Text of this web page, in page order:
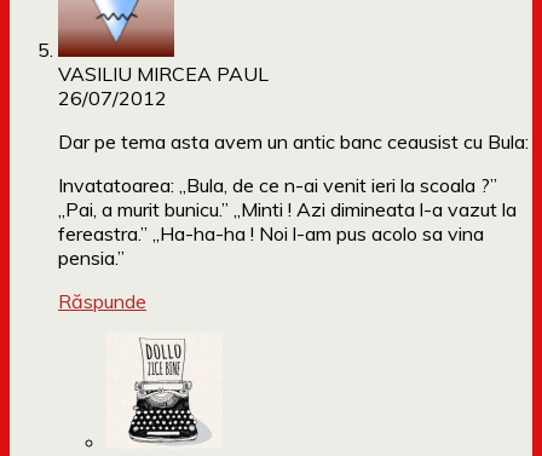
VASILIU MIRCEA PAUL
26/07/2012
Dar pe tema asta avem un antic banc ceausist cu Bula:
Invatatoarea: „Bula, de ce n-ai venit ieri la scoala ?”
„Pai, a murit bunicu.” „Minti ! Azi dimineata l-a vazut la
fereastra.” „Ha-ha-ha ! Noi l-am pus acolo sa vina
pensia.”
Răspunde